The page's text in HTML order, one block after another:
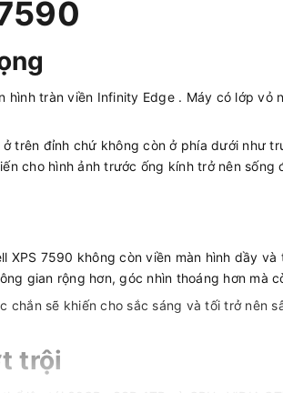
tràn viền Infinity Edge . Máy có lớp vỏ
trên đỉnh chứ không còn ở phía dưới như
cho hình ảnh trước ống kính trở nên
7590 không còn viền màn hình dầy
gian rộng hơn, góc nhìn thoáng hơn mà
sẽ khiến cho sắc sáng và tối trở nên
trội